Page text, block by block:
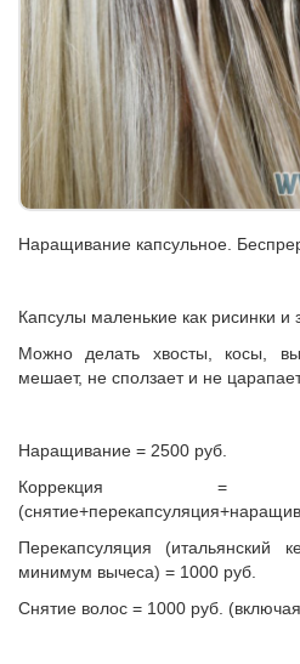
Наращивание капсульное.
Капсулы маленькие как рисинки и
Можно делать хвосты, косы,
мешает, не сползает и не
Наращивание = 2500 руб.
Коррекция
Перекапсуляция (итальянский
минимум вычеса) = 1000 руб.
Снятие волос = 1000 руб.